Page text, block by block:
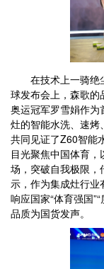
在技术上一骑绝
球发布会上，森歌的
奥运冠军罗雪娟作
灶的智能水洗、速
共同见证了Z60智能
目光聚焦中国体育
场，突破自我极限
示，作为集成灶行业
响应国家“体育强国
品质为国货发声。